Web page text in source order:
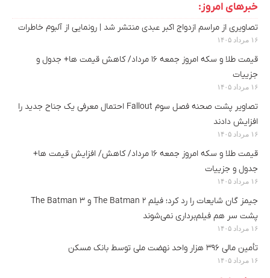
خبرهای امروز:
تصاویری از مراسم ازدواج اکبر عبدی منتشر شد | رونمایی از آلبوم خاطرات
۱۶ مرداد ۱۴۰۵
قیمت طلا و سکه امروز جمعه ۱۶ مرداد/ کاهش قیمت ها+ جدول و
جزییات
۱۶ مرداد ۱۴۰۵
تصاویر پشت صحنه فصل سوم Fallout احتمال معرفی یک جناح جدید را
افزایش دادند
۱۶ مرداد ۱۴۰۵
قیمت طلا و سکه امروز جمعه ۱۶ مرداد/ کاهش/ افزایش قیمت ها+
جدول و جزییات
۱۶ مرداد ۱۴۰۵
جیمز گان شایعات را رد کرد؛ فیلم The Batman 2 و The Batman 3
پشت سر هم فیلم‌برداری نمی‌شوند
۱۶ مرداد ۱۴۰۵
تأمین مالی ۳۹۶ هزار واحد نهضت ملی توسط بانک مسکن
۱۶ مرداد ۱۴۰۵